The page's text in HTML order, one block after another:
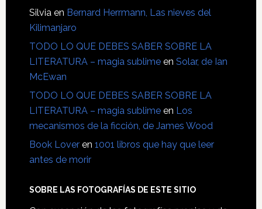
Silvia en Bernard Herrmann, Las nieves del
Kilimanjaro
TODO LO QUE DEBES SABER SOBRE LA
LITERATURA – magia sublimeen Solar, de Ian
McEwan
TODO LO QUE DEBES SABER SOBRE LA
LITERATURA – magia sublimeen Los
mecanismos de la ficción, de James Wood
Book Loveren 1001 libros que hay que leer
antes de morir
SOBRE LAS FOTOGRAFÍAS DE ESTE SITIO